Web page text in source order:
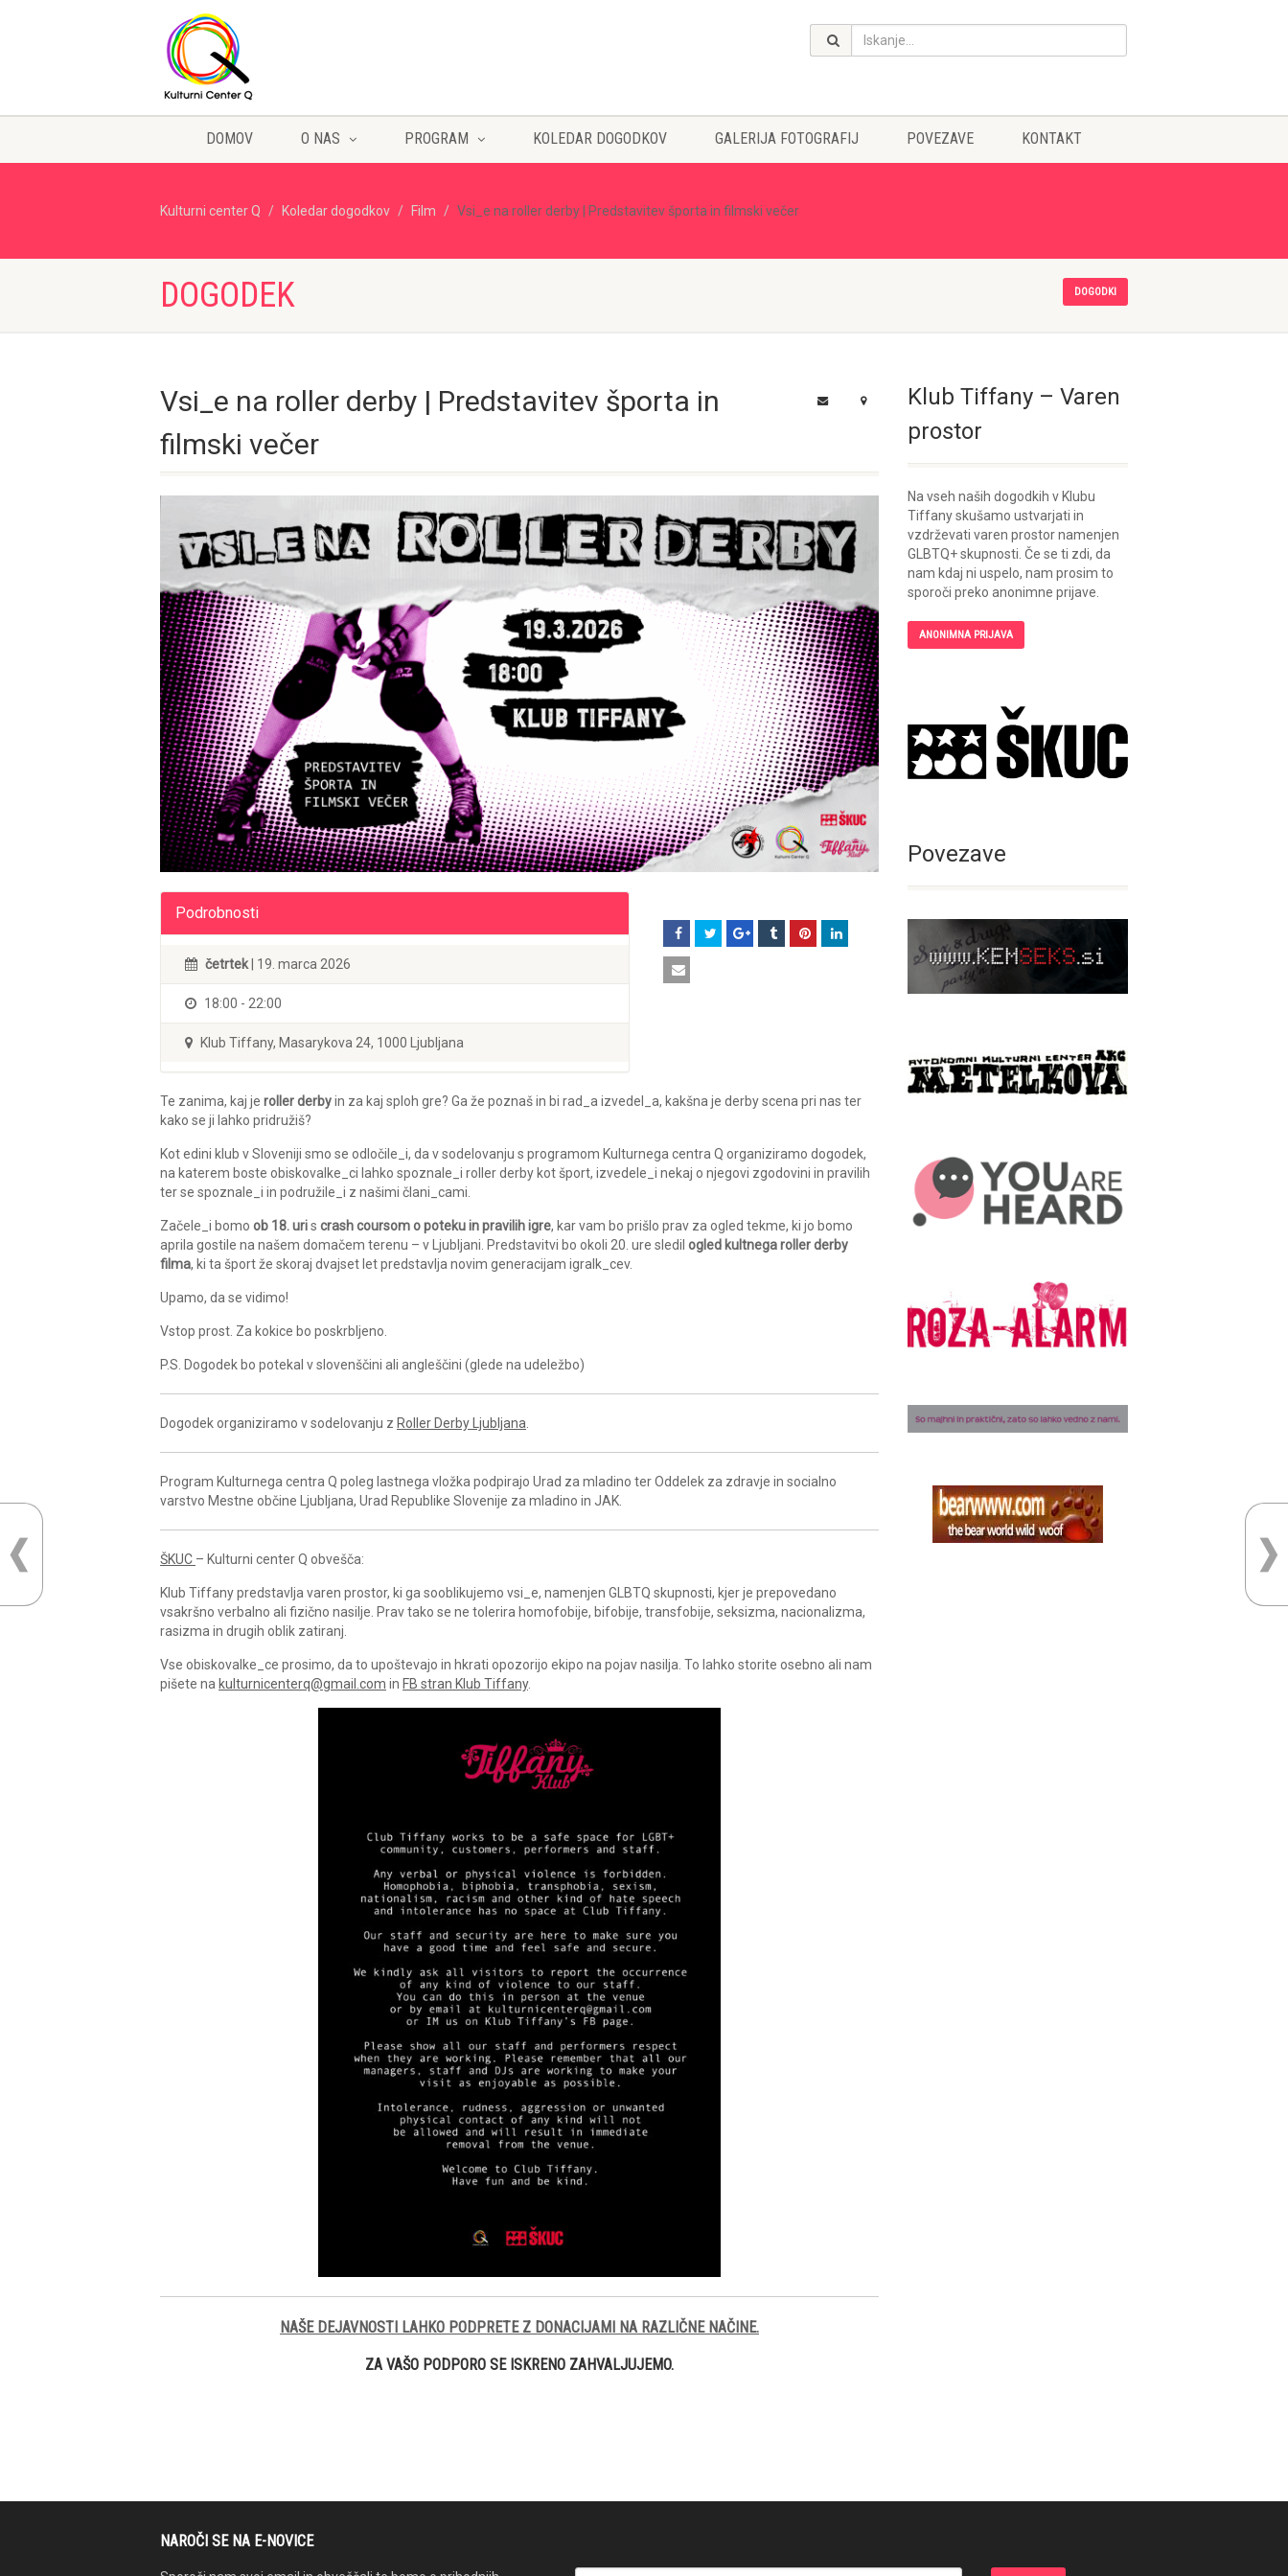
DOMOV O NAS PROGRAM KOLEDAR DOGODKOV GALERIJA FOTOGRAFIJ POVEZAVE KONTAKT
Kulturni center Q Koledar dogodkov Film Vsi_e na roller derby | Predstavitev športa in filmski večer
DOGODEK DOGODKI
Vsi_e na roller derby | Predstavitev športa in
filmski večer
Podrobnosti
četrtek| 19. marca 2026
18:00 - 22:00
Klub Tiffany, Masarykova 24, 1000 Ljubljana
Te zanima, kaj je roller derbyin za kaj sploh gre? Ga že poznaš in bi rad_a izvedel_a, kakšna je derby scena pri nas ter
kako se ji lahko pridružiš?
Kot edini klub v Sloveniji smo se odločile_i, da v sodelovanju s programom Kulturnega centra Q organiziramo dogodek,
na katerem boste obiskovalke_ci lahko spoznale_i roller derby kot šport, izvedele_i nekaj o njegovi zgodovini in pravilih
ter se spoznale_i in podružile_i z našimi člani_cami.
Začele_i bomo ob 18. uris crash coursom o poteku in pravilih igre, kar vam bo prišlo prav za ogled tekme, ki jo bomo
aprila gostile na našem domačem terenu – v Ljubljani. Predstavitvi bo okoli 20. ure sledil ogled kultnega roller derby
filma, ki ta šport že skoraj dvajset let predstavlja novim generacijam igralk_cev.
Upamo, da se vidimo!
Vstop prost. Za kokice bo poskrbljeno.
P.S. Dogodek bo potekal v slovenščini ali angleščini (glede na udeležbo)
Dogodek organiziramo v sodelovanju z Roller Derby Ljubljana
Program Kulturnega centra Q poleg lastnega vložka podpirajo Urad za mladino ter Oddelek za zdravje in socialno
varstvo Mestne občine Ljubljana, Urad Republike Slovenije za mladino in JAK.
ŠKUC – Kulturni center Q obvešča:
Klub Tiffany predstavlja varen prostor, ki ga sooblikujemo vsi_e, namenjen GLBTQ skupnosti, kjer je prepovedano
vsakršno verbalno ali fizično nasilje. Prav tako se ne tolerira homofobije, bifobije, transfobije, seksizma, nacionalizma,
rasizma in drugih oblik zatiranj.
Vse obiskovalke_ce prosimo, da to upoštevajo in hkrati opozorijo ekipo na pojav nasilja. To lahko storite osebno ali nam
pišete na kulturnicenterq@gmail.com in FB stran Klub Tiffany.
NAŠE DEJAVNOSTI LAHKO PODPRETE Z DONACIJAMI NA RAZLIČNE NAČINE.
ZA VAŠO PODPORO SE ISKRENO ZAHVALJUJEMO.
Klub Tiffany – Varen
prostor
Na vseh naših dogodkih v Klubu
Tiffany skušamo ustvarjati in
vzdrževati varen prostor namenjen
GLBTQ+ skupnosti. Če se ti zdi, da
nam kdaj ni uspelo, nam prosim to
sporoči preko anonimne prijave.
ANONIMNA PRIJAVA
Povezave
NAROČI SE NA E-NOVICE